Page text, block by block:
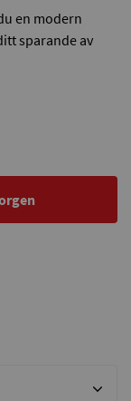
en modern
sparande av